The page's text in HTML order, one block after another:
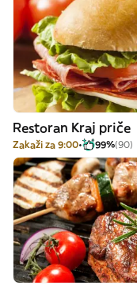
Restoran Kraj priče
Zakaži za 9:00 99%(90)